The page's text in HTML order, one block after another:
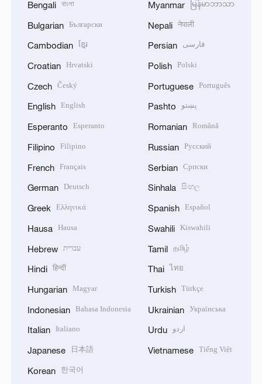
Bengali বাংলা
Bulgarian Български
Cambodian ខ្មែរ
Croatian Hrvatski
Czech Český
English English
Esperanto Esperanto
Filipino Filipino
French Français
German Deutsch
Greek Ελληνικά
Hausa Hausa
Hebrew עברית
Hindi हिन्दी
Hungarian Magyar
Indonesian Bahasa Indonesia
Italian Italiano
Japanese 日本語
Korean 한국어
Myanmar မြန်မာဘာသာ
Nepali नेपाली
Persian فارسی
Polish Polski
Portuguese Português
Pashto پښتو
Romanian Română
Russian Русский
Serbian Српски
Sinhala සිංහල
Spanish Español
Swahili Kiswahili
Tamil தமிழ்
Thai ไทย
Turkish Türkçe
Ukrainian Українська
Urdu اردو
Vietnamese Tiếng Việt